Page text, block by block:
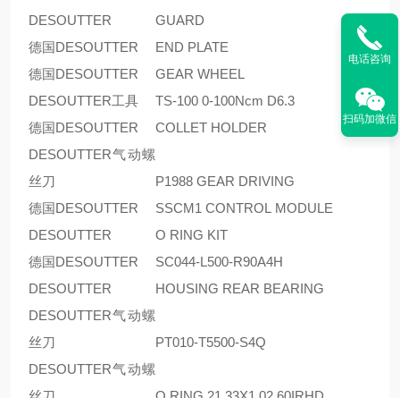
DESOUTTER
GUARD
德国DESOUTTER
END PLATE
德国DESOUTTER
GEAR WHEEL
DESOUTTER工具
TS-100 0-100Ncm D6.3
德国DESOUTTER
COLLET HOLDER
DESOUTTER气动螺
丝刀
P1988 GEAR DRIVING
德国DESOUTTER
SSCM1 CONTROL MODULE
DESOUTTER
O RING KIT
德国DESOUTTER
SC044-L500-R90A4H
DESOUTTER
HOUSING REAR BEARING
DESOUTTER气动螺
丝刀
PT010-T5500-S4Q
DESOUTTER气动螺
电话咨询
扫码加微信